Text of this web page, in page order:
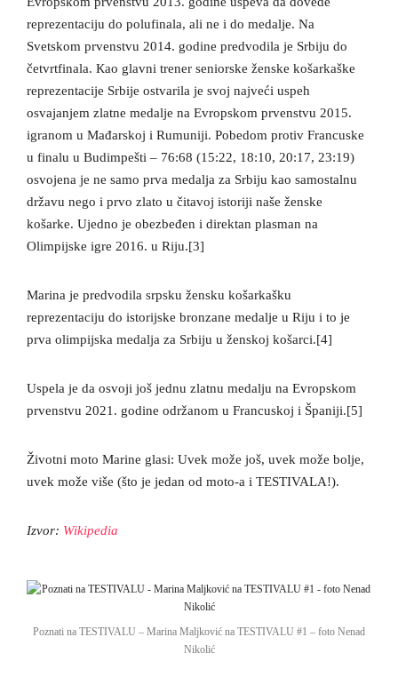
reprezentaciju do polufinala, ali ne i do medalje. Na
Svetskom prvenstvu 2014. godine predvodila je Srbiju do
četvrtfinala. Кao glavni trener seniorske ženske košarkaške
reprezentacije Srbije ostvarila je svoj najveći uspeh
osvajanjem zlatne medalje na Evropskom prvenstvu 2015.
igranom u Mađarskoj i Rumuniji. Pobedom protiv Francuske
u finalu u Budimpešti – 76:68 (15:22, 18:10, 20:17, 23:19)
osvojena je ne samo prva medalja za Srbiju kao samostalnu
državu nego i prvo zlato u čitavoj istoriji naše ženske
košarke. Ujedno je obezbeđen i direktan plasman na
Olimpijske igre 2016. u Riju.[3]
Marina je predvodila srpsku žensku košarkašku
reprezentaciju do istorijske bronzane medalje u Riju i to je
prva olimpijska medalja za Srbiju u ženskoj košarci.[4]
Uspela je da osvoji još jednu zlatnu medalju na Evropskom
prvenstvu 2021. godine održanom u Francuskoj i Španiji.[5]
Životni moto Marine glasi: Uvek može još, uvek može bolje,
uvek može više (što je jedan od moto-a i TESTIVALA!).
Izvor: Wikipedia
Poznati na TESTIVALU – Marina Maljković na TESTIVALU #1 – foto Nenad
Nikolić